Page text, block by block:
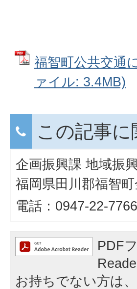
福智町公共交通
ァイル: 3.4MB)
この記事
企画振興課 地域振
福岡県田川郡福智
電話：0947-22-7766
PDF
お持ちでない方は